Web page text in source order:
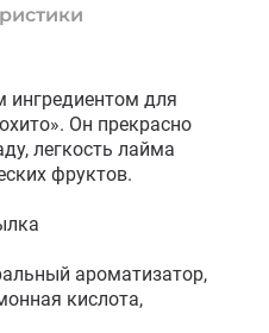
ингредиентом для
Он прекрасно
легкость лайма
фруктов.
ароматизатор,
кислота,